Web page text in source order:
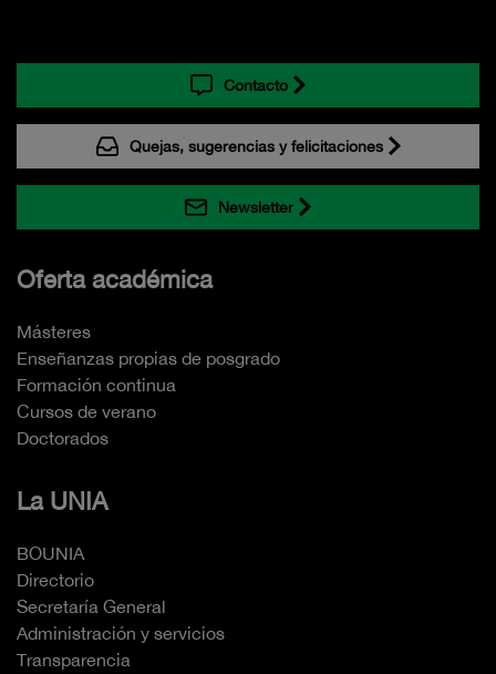
Contacto
Quejas, sugerencias y felicitaciones
Newsletter
Oferta académica
Másteres
Enseñanzas propias de posgrado
Formación continua
Cursos de verano
Doctorados
La UNIA
BOUNIA
Directorio
Secretaría General
Administración y servicios
Transparencia